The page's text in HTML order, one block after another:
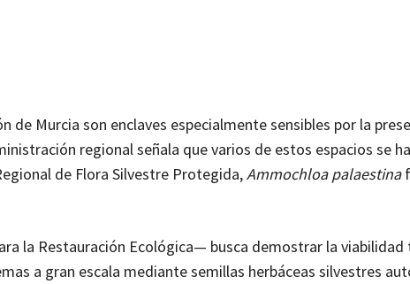
de Murcia son enclaves especialmente sensibles por la
regional señala que varios de estos espacios se
de Flora Silvestre Protegida,Ammochloa palaestina
la Restauración Ecológica— busca demostrar la viabilidad
a gran escala mediante semillas herbáceas silvestres